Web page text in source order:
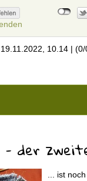
19.11.2022, 10.14 | (0/
der
... ist